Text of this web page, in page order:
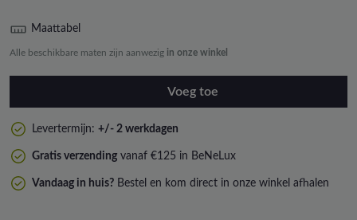
Maattabel
Alle beschikbare maten zijn aanwezig in onze winkel
Voeg toe
Levertermijn: +/- 2 werkdagen
Gratis verzending vanaf €125 in BeNeLux
Vandaag in huis? Bestel en kom direct in onze winkel afhalen